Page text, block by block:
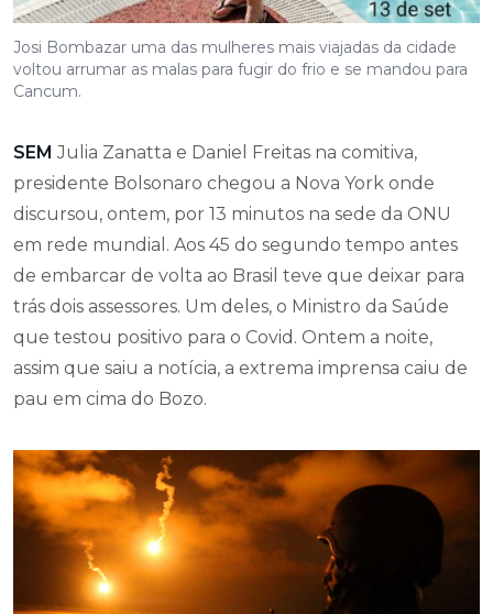
Josi Bombazar uma das mulheres mais viajadas da cidade
voltou arrumar as malas para fugir do frio e se mandou para
Cancum.
SEM Julia Zanatta e Daniel Freitas na comitiva,
presidente Bolsonaro chegou a Nova York onde
discursou, ontem, por 13 minutos na sede da ONU
em rede mundial. Aos 45 do segundo tempo antes
de embarcar de volta ao Brasil teve que deixar para
trás dois assessores. Um deles, o Ministro da Saúde
que testou positivo para o Covid. Ontem a noite,
assim que saiu a notícia, a extrema imprensa caiu de
pau em cima do Bozo.